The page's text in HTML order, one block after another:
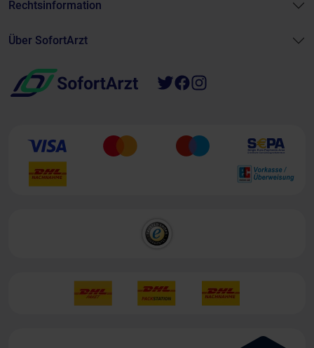
Rechtsinformation
Über SofortArzt